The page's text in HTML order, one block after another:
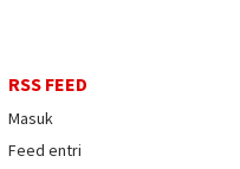
RSS FEED
Masuk
Feed entri